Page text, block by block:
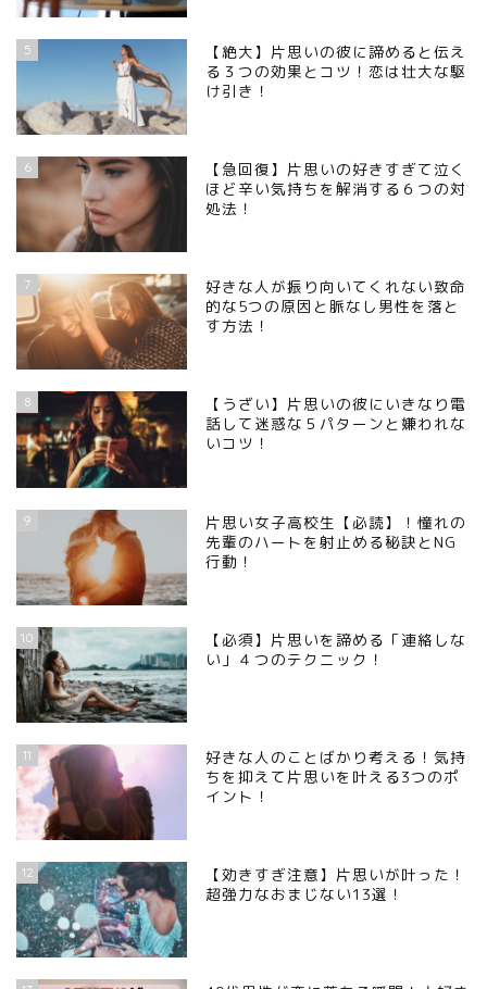
5
【絶大】片思いの彼に諦めると伝え
る３つの効果とコツ！恋は壮大な駆
け引き！
6
【急回復】片思いの好きすぎて泣く
ほど辛い気持ちを解消する６つの対
処法！
7
好きな人が振り向いてくれない致命
的な5つの原因と脈なし男性を落と
す方法！
8
【うざい】片思いの彼にいきなり電
話して迷惑な５パターンと嫌われな
いコツ！
9
片思い女子高校生【必読】！憧れの
先輩のハートを射止める秘訣とNG
行動！
10
【必須】片思いを諦める「連絡しな
い」４つのテクニック！
11
好きな人のことばかり考える！気持
ちを抑えて片思いを叶える3つのポ
イント！
12
【効きすぎ注意】片思いが叶った！
超強力なおまじない13選！